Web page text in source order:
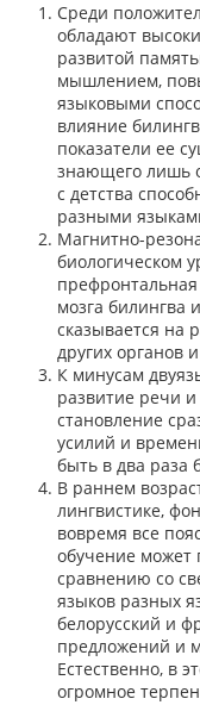
Среди
обладают
развитой
мышлением,
языковыми
влияние
показатели ее
знающего лишь
с детства
разными
Магнитно-
биологическом
мозга билингва
сказывается на
других органов
К минусам
развитие речи и
становление
усилий и
быть в два раза
В раннем
лингвистике,
вовремя все
обучение может
сравнению со
языков разных
белорусский и
предложений и
Естественно, в
огромное